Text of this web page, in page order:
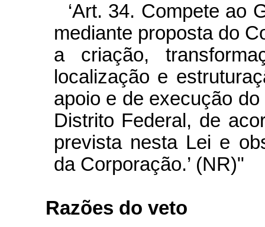
‘Art. 34. Compete ao
mediante proposta do
a criação,
localização e
apoio e de execução
Distrito Federal, de
prevista nesta Lei e
da Corporação.’ (NR)"
Razões do veto